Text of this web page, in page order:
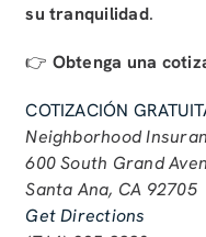
su tranquilidad.
👉 Obtenga una
COTIZACIÓN
Neighborhood
600 South Grand
Santa Ana, CA 92705
Get Directions